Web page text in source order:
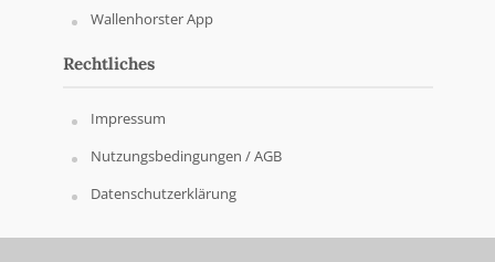
Wallenhorster App
Rechtliches
Impressum
Nutzungsbedingungen / AGB
Datenschutzerklärung